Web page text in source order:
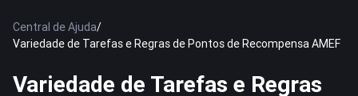
Central de Ajuda/
Variedade de Tarefas e Regras de Pontos de Recompensa AMEF
Variedade de Tarefas e Regras